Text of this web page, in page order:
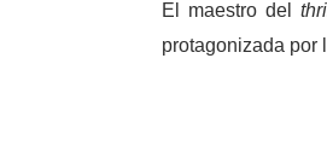
El maestro del
protagonizada por